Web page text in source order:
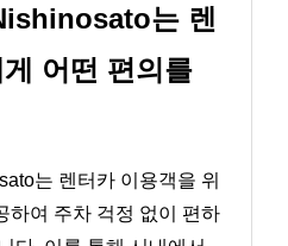
는 렌
어떤 편의를
는 렌터카 이용객을 위
하여 주차 걱정 없이 편하